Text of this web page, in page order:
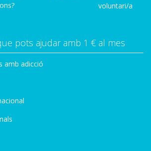
voluntari/a
pots ajudar amb 1 € al mes
amb adicció